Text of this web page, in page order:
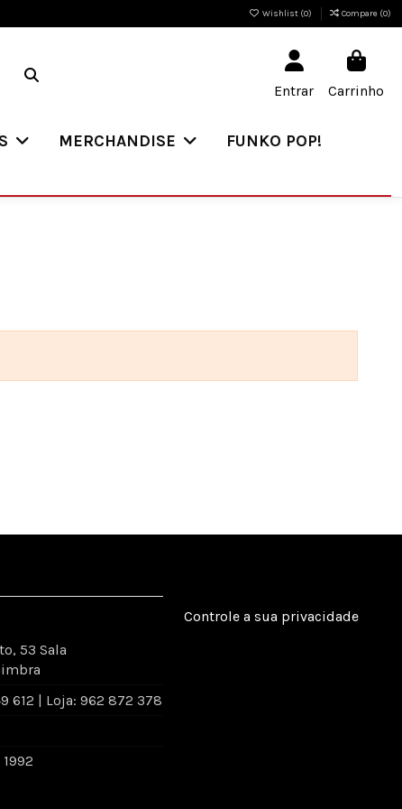
Wishlist (0) Compare (0)
Entrar Carrinho
MERCHANDISE
FUNKO POP!
53 Sala
612 | Loja: 962 872 378
Controle a sua privacidade